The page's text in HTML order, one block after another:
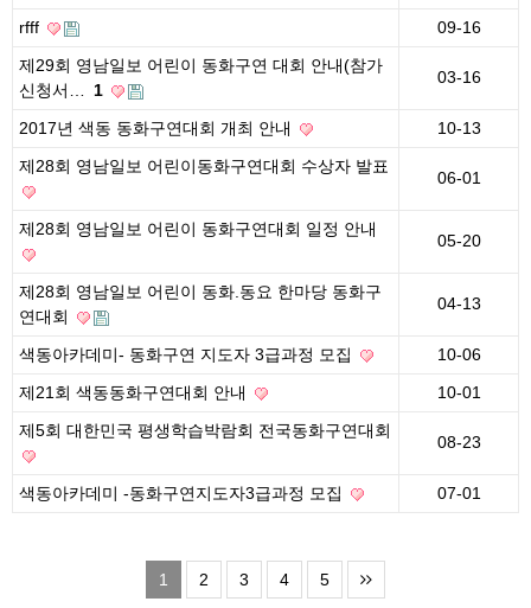
rfff
09-16
제29회 영남일보 어린이 동화구연 대회 안내(참가
신청서…
1
03-16
2017년 색동 동화구연대회 개최 안내
10-13
제28회 영남일보 어린이동화구연대회 수상자 발표
06-01
제28회 영남일보 어린이 동화구연대회 일정 안내
05-20
제28회 영남일보 어린이 동화.동요 한마당 동화구
연대회
04-13
색동아카데미- 동화구연 지도자 3급과정 모집
10-06
제21회 색동동화구연대회 안내
10-01
제5회 대한민국 평생학습박람회 전국동화구연대회
08-23
색동아카데미 -동화구연지도자3급과정 모집 07-01
1 2 3 4 5